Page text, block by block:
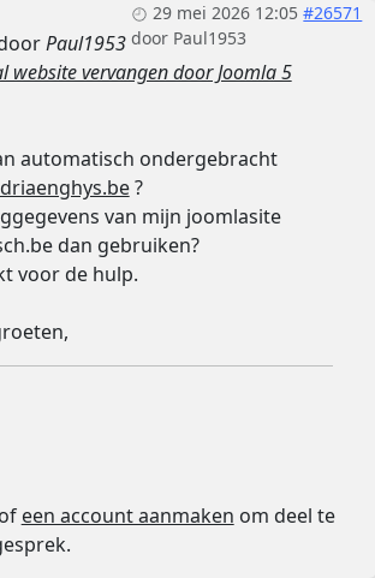
29 mei 2026 12:05 #26571
door Paul1953
Paul1953
website vervangen door Joomla 5
automatisch ondergebracht
?
van mijn joomlasite
dan gebruiken?
voor de hulp.
of een account aanmaken om deel te